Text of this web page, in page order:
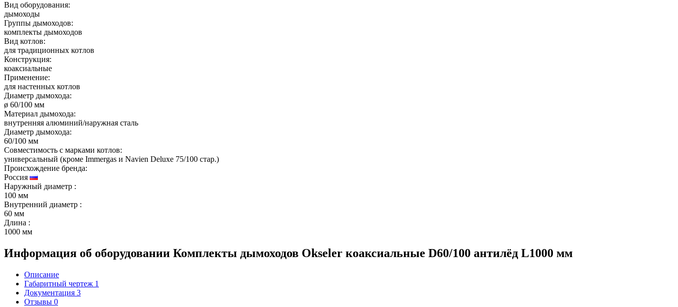
Вид оборудования:
дымоходы
Группы дымоходов:
комплекты дымоходов
Вид котлов:
для традиционных котлов
Конструкция:
коаксиальные
Применение:
для настенных котлов
Диаметр дымохода:
ø 60/100 мм
Материал дымохода:
внутренняя алюминий/наружная сталь
Диаметр дымохода:
60/100 мм
Совместимость с марками котлов:
универсальный (кроме Immergas и Navien Deluxe 75/100 стар.)
Происхождение бренда:
Россия
Наружный диаметр :
100 мм
Внутренний диаметр :
60 мм
Длина :
1000 мм
Информация об оборудовании Комплекты дымоходов Okseler коаксиальные D60/100 антилёд L1000 мм
Описание
Габаритный чертеж 1
Документация 3
Отзывы 0